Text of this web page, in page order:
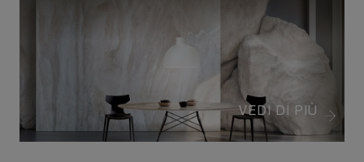
VEDI DI PIÙ